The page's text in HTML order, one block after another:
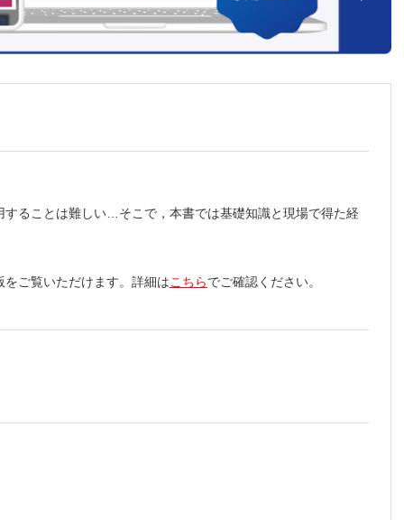
ることは難しい…そこで，本書では基礎知識と現場で得た経
ご覧いただけます。詳細はこちらでご確認ください。